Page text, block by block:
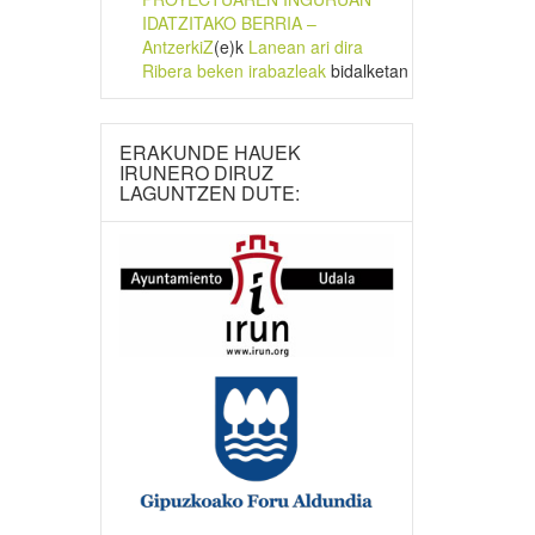
IDATZITAKO BERRIA –
AntzerkiZ(e)k Lanean ari dira
Ribera beken irabazleakbidalketan
ERAKUNDE HAUEK
IRUNERO DIRUZ
LAGUNTZEN DUTE: